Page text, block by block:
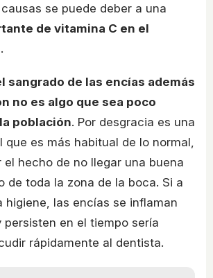
se puede deber a una
de vitamina C en el
.
sangrado de las encías además
no es algo que sea poco
población. Por desgracia es una
es más habitual de lo normal,
el hecho de no llegar una buena
de toda la zona de la boca. Si a
higiene, las encías se inflaman
persisten en el tiempo sería
rápidamente al dentista.